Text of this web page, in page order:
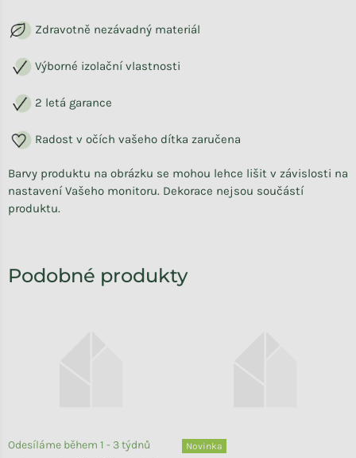
Zdravotně nezávadný materiál
Výborné izolační vlastnosti
2 letá garance
Radost v očích vašeho dítka zaručena
Barvy produktu na obrázku se mohou lehce lišit v závislosti na
nastavení Vašeho monitoru. Dekorace nejsou součástí
produktu.
Odesíláme během 1 - 3 týdnů Novinka